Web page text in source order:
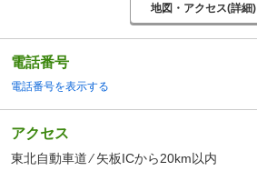
地図・アクセス(詳細)
電話番号
電話番号を表示する
アクセス
東北自動車道 ⁄ 矢板ICから20km以内